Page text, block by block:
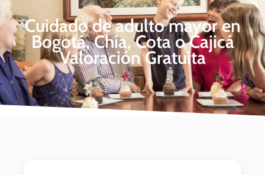
Cuidado de adulto mayor en
Bogotá, Chía, Cota o Cajicá
Valoración Gratuita